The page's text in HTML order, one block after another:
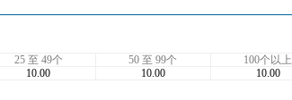
25 至 49个 50 至 99个
100个以上
10.00 10.00
10.00